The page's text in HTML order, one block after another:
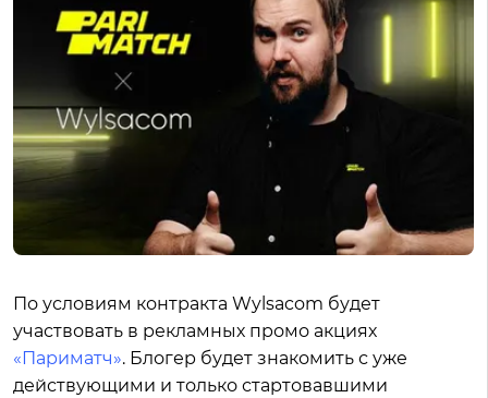
По условиям контракта Wylsacom будет
участвовать в рекламных промо акциях
«Париматч». Блогер будет знакомить с уже
действующими и только стартовавшими